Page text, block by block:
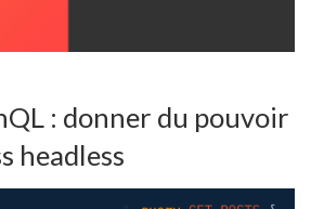
: donner du pouvoir
headless